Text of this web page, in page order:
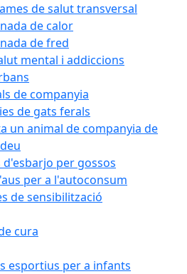
de salut transversal
de calor
de fred
mental i addiccions
de companyia
de gats ferals
un animal de companyia de
d'esbarjo per gossos
per a l'autoconsum
de sensibilització
cura
esportius per a infants